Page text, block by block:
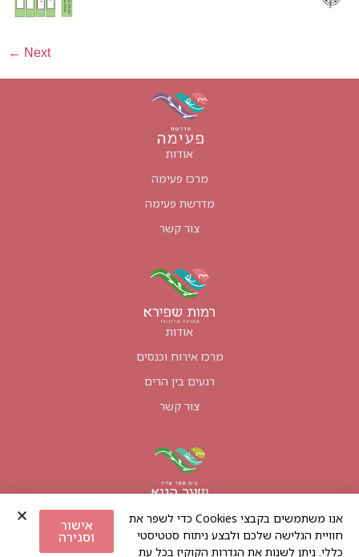
Next
←
אודות
טיולים קרובים
אודות
מרכז אירוח וכנסים
רגעים בין הרים
צור קשר
אודות
מרכז פעימה
מדרשת פעימה
צור קשר
אנו משתמשים בקבצי Cookies כדי לשפר את
חוויית הגלישה שלכם ולבצע ניתוח סטטיסטי
כללי. ניתן לשנות את הגדרות הקוקיז בכל עת
אישור
וסגירה